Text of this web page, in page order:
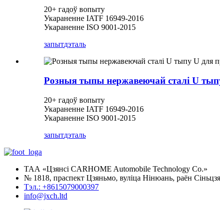
20+ гадоў вопыту
Укараненне IATF 16949-2016
Укараненне ISO 9001-2015
запытдэталь
Розныя тыпы нержавеючай сталі U
20+ гадоў вопыту
Укараненне IATF 16949-2016
Укараненне ISO 9001-2015
запытдэталь
ТАА «Цзянсі CARHOME Automobile Technology Co.»
№ 1818, праспект Цзяньмо, вуліца Нінюань, раён
Тэл.: +8615079000397
info@jxch.ltd